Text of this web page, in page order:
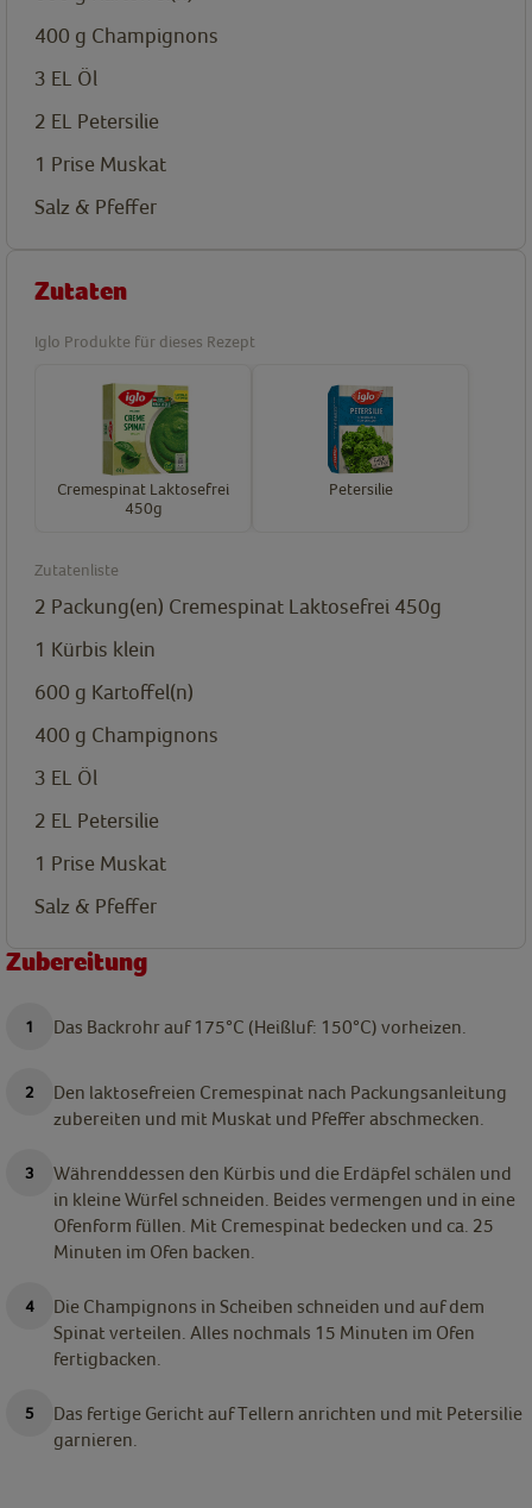
400 g Champignons
3 EL Öl
2 EL Petersilie
1 Prise Muskat
Salz & Pfeffer
Zutaten
Iglo Produkte für dieses Rezept
Cremespinat Laktosefrei
450g
Petersilie
Zutatenliste
2 Packung(en) Cremespinat Laktosefrei 450g
1 Kürbis klein
600 g Kartoffel(n)
400 g Champignons
3 EL Öl
2 EL Petersilie
1 Prise Muskat
Salz & Pfeffer
Zubereitung
Das Backrohr auf 175°C (Heißluf: 150°C) vorheizen.
Den laktosefreien Cremespinat nach Packungsanleitung
zubereiten und mit Muskat und Pfeffer abschmecken.
Währenddessen den Kürbis und die Erdäpfel schälen und
in kleine Würfel schneiden. Beides vermengen und in eine
Ofenform füllen. Mit Cremespinat bedecken und ca. 25
Minuten im Ofen backen.
Die Champignons in Scheiben schneiden und auf dem
Spinat verteilen. Alles nochmals 15 Minuten im Ofen
fertigbacken.
Das fertige Gericht auf Tellern anrichten und mit Petersilie
garnieren.